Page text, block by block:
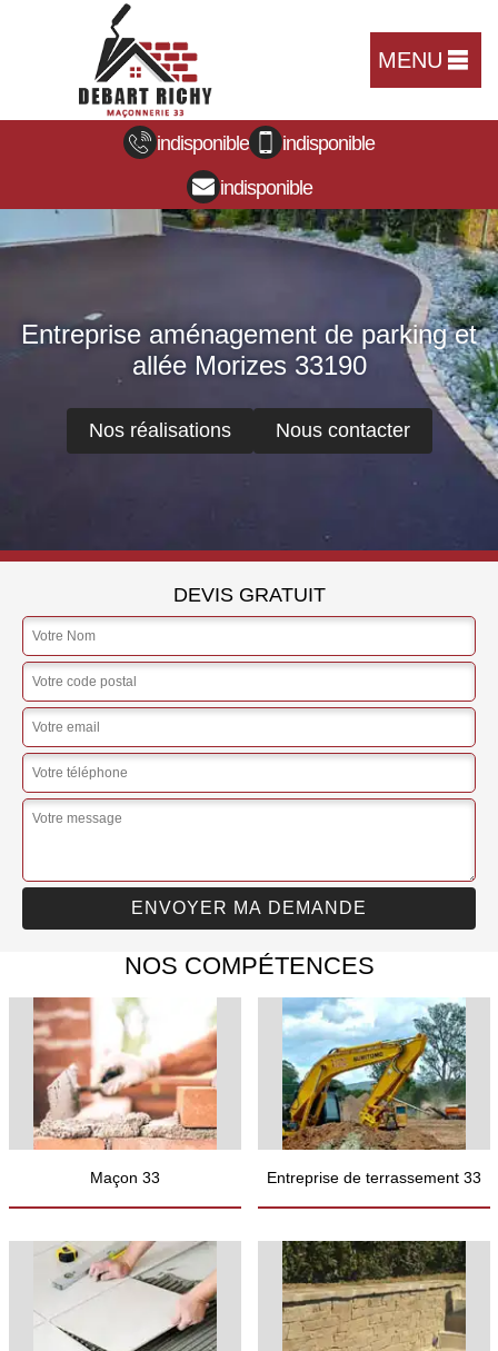
MENU
indisponible
indisponible
indisponible
Entreprise aménagement de parking et
allée Morizes 33190
Nos réalisations Nous contacter
DEVIS GRATUIT
NOS COMPÉTENCES
Maçon 33 Entreprise de terrassement 33